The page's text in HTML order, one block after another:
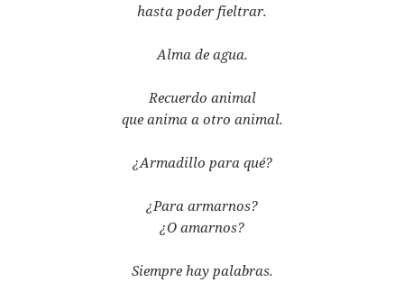
hasta poder fieltrar.
Alma de agua.
Recuerdo animal
que anima a otro animal.
¿Armadillo para qué?
¿Para armarnos?
¿O amarnos?
Siempre hay palabras.